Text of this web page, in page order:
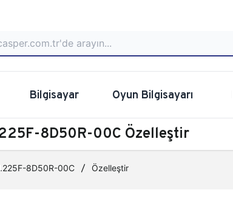
Bilgisayar Oyun Bilgisayarı
8D50R-00C Özelleştir
8D50R-00C Özelleştir